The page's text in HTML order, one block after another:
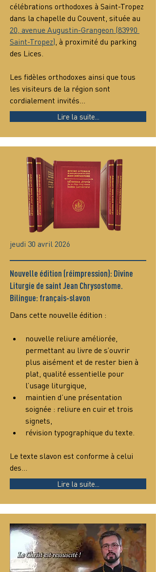
célébrations orthodoxes à Saint-Tropez
dans la chapelle du Couvent, située au
20, avenue Augustin-Grangeon (83990
Saint-Tropez), à proximité du parking
des Lices.
Les fidèles orthodoxes ainsi que tous
les visiteurs de la région sont
cordialement invités…
Lire la suite...
jeudi 30 avril 2026
Nouvelle édition (réimpression): Divine
Liturgie de saint Jean Chrysostome.
Bilingue: français-slavon
Dans cette nouvelle édition :
nouvelle reliure améliorée,
permettant au livre de s’ouvrir
plus aisément et de rester bien à
plat, qualité essentielle pour
l’usage liturgique,
maintien d’une présentation
soignée : reliure en cuir et trois
signets,
révision typographique du texte.
Le texte slavon est conforme à celui
des…
Lire la suite...